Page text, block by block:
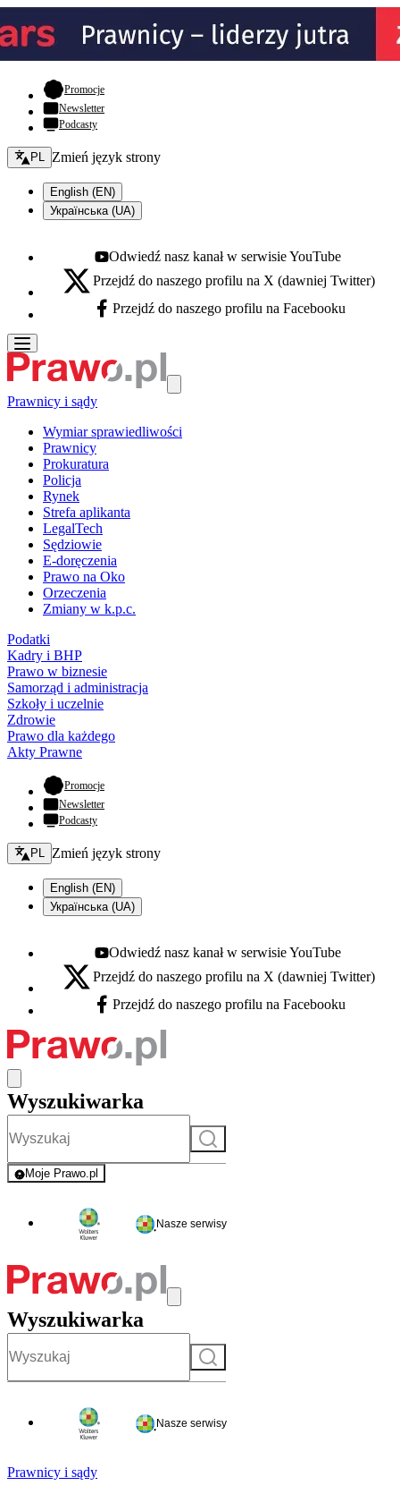
Promocje- otwiera się w nowej karcie
Newsletter
Podcasty
Zmień język - bieżący:
PL Zmień język strony
English (EN)
Українська (UA)
Youtube - otwiera się w nowej karcie
Odwiedź nasz kanał w serwisie YouTube
X - otwiera się w nowej karcie
Przejdź do naszego profilu na X (dawniej Twitter)
Facebook - otwiera się w nowej karcie
Przejdź do naszego profilu na Facebooku
Prawnicy i sądy
Wymiar sprawiedliwości
Prawnicy
Prokuratura
Policja
Rynek
Strefa aplikanta
LegalTech
Sędziowie
E-doręczenia
Prawo na Oko
Orzeczenia
Zmiany w k.p.c.
Podatki
Kadry i BHP
Prawo w biznesie
Samorząd i administracja
Szkoły i uczelnie
Zdrowie
Prawo dla każdego
Akty Prawne
Promocje- otwiera się w nowej karcie
Newsletter
Podcasty
Zmień język - bieżący:
PL Zmień język strony
English (EN)
Українська (UA)
Youtube - otwiera się w nowej karcie
Odwiedź nasz kanał w serwisie YouTube
X - otwiera się w nowej karcie
Przejdź do naszego profilu na X (dawniej Twitter)
Facebook - otwiera się w nowej karcie
Przejdź do naszego profilu na Facebooku
Wyszukiwarka
Szukaj
Moje Prawo.pl
- rejestracja i logowanie do serwisu
Nasze serwisy
Wyszukiwarka
Szukaj
Nasze serwisy
Prawnicy i sądy